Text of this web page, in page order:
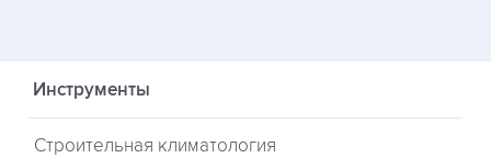
Инструменты
Строительная климатология